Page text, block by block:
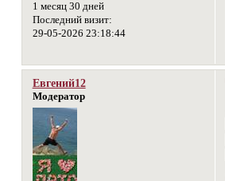
1 месяц 30 дней
Последний визит:
29-05-2026 23:18:44
Евгений12
Модератор